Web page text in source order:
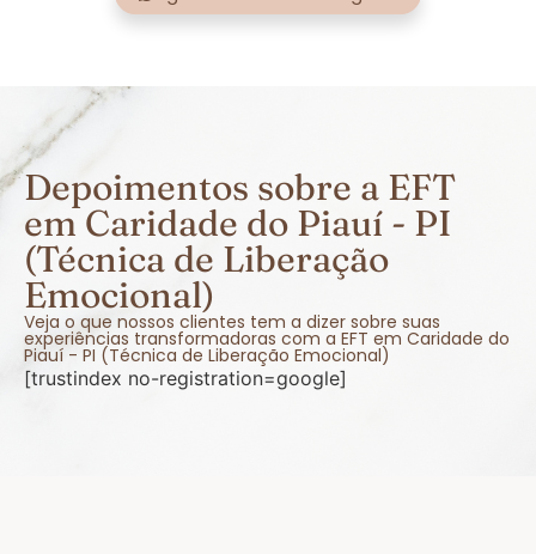
Depoimentos sobre a EFT
em Caridade do Piauí - PI
(Técnica de Liberação
Emocional)
Veja o que nossos clientes tem a dizer sobre suas
experiências transformadoras com a EFT em Caridade do
Piauí - PI (Técnica de Liberação Emocional)
[trustindex no-registration=google]